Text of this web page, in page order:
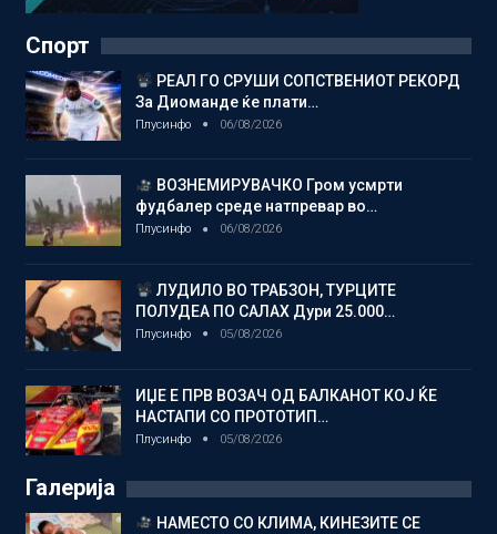
Спорт
РЕАЛ ГО СРУШИ СОПСТВЕНИОТ РЕКОРД
За Диоманде ќе плати…
Плусинфо 06/08/2026
ВОЗНЕМИРУВАЧКО Гром усмрти
фудбалер среде натпревар во…
Плусинфо 06/08/2026
ЛУДИЛО ВО ТРАБЗОН, ТУРЦИТЕ
ПОЛУДЕА ПО САЛАХ Дури 25.000…
Плусинфо 05/08/2026
ИЏЕ Е ПРВ ВОЗАЧ ОД БАЛКАНОТ КОЈ ЌЕ
НАСТАПИ СО ПРОТОТИП…
Плусинфо 05/08/2026
Галерија
НАМЕСТО СО КЛИМА, КИНЕЗИТЕ СЕ